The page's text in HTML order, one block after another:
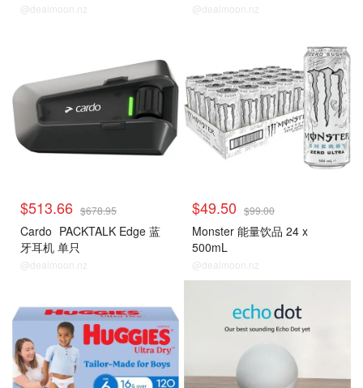
@dealmoon.nz @dealmoon.nz
$513.66 $678.95
Cardo PACKTALK Edge 蓝
牙耳机 单只
@dealmoon.nz
$49.50 $99.00
Monster 能量饮品 24 x
500mL
@dealmoon.nz